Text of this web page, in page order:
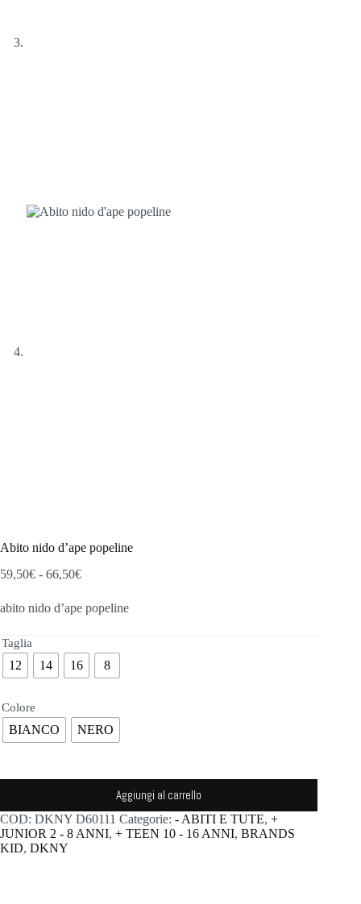
Abito nido d’ape popeline
59,50€ - 66,50€Fascia
prezzo:
da
66,50€
abito nido d’ape popeline
Taglia
12 14 16 8
Colore
BIANCO NERO
Aggiungi al carrello
COD: DKNY D60111 Categorie: - ABITI E TUTE, +
JUNIOR 2 - 8 ANNI, + TEEN 10 - 16 ANNI, BRANDS
KID, DKNY